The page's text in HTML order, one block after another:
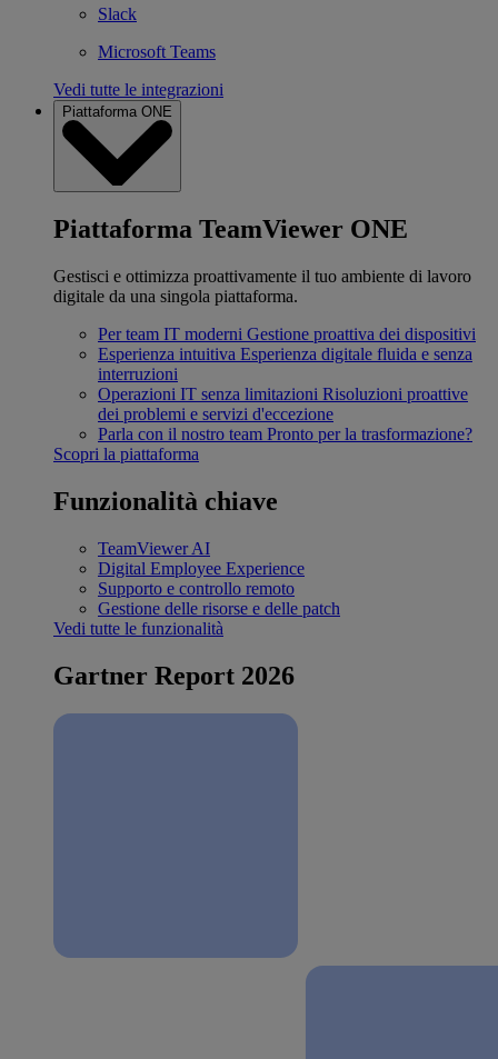
Slack
Microsoft Teams
Vedi tutte le integrazioni
Piattaforma ONE
Piattaforma TeamViewer ONE
Gestisci e ottimizza proattivamente il tuo ambiente di lavoro
digitale da una singola piattaforma.
Per team IT moderni Gestione proattiva dei dispositivi
Esperienza intuitiva Esperienza digitale fluida e senza
interruzioni
Operazioni IT senza limitazioni Risoluzioni proattive
dei problemi e servizi d'eccezione
Parla con il nostro team Pronto per la trasformazione?
Scopri la piattaforma
Funzionalità chiave
TeamViewer AI
Digital Employee Experience
Supporto e controllo remoto
Gestione delle risorse e delle patch
Vedi tutte le funzionalità
Gartner Report 2026